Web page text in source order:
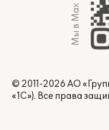
Мы в Max
© 2011-2026 АО
«1С»). Все права